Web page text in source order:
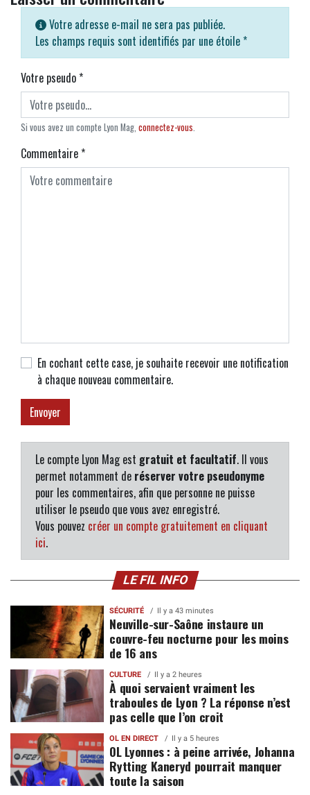
Votre adresse e-mail ne sera pas publiée.
Les champs requis sont identifiés par une étoile *
Votre pseudo*
Si vous avez un compte Lyon Mag, connectez-vous.
Commentaire*
En cochant cette case, je souhaite recevoir une notification
à chaque nouveau commentaire.
Le compte Lyon Mag est gratuit et facultatif. Il vous
permet notamment de réserver votre pseudonyme
pour les commentaires, afin que personne ne puisse
utiliser le pseudo que vous avez enregistré.
Vous pouvez créer un compte gratuitement en cliquant
ici.
LE FIL INFO
SÉCURITÉ Il y a 43 minutes
Neuville-sur-Saône instaure un
couvre-feu nocturne pour les moins
de 16 ans
CULTURE Il y a 2 heures
À quoi servaient vraiment les
traboules de Lyon ? La réponse n’est
pas celle que l’on croit
OL EN DIRECT Il y a 5 heures
OL Lyonnes : à peine arrivée, Johanna
Rytting Kaneryd pourrait manquer
toute la saison